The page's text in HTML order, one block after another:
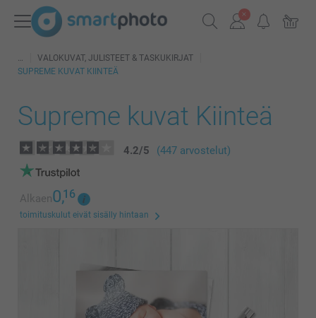
VALOKUVAT, JULISTEET & TASKUKIRJAT
SUPREME KUVAT KIINTEÄ
Supreme kuvat Kiinteä
4.2/5 (447 arvostelut)
Alkaen0,16
toimituskulut eivät sisälly hintaan